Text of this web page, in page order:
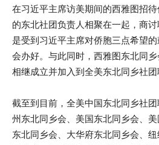
在习近平主席访美期间的西雅图招
的东北社团负责人相聚在一起，商
是受到习近平主席对侨胞三点希望
会办好。与此同时，西雅图东北同
相继成立并加入到全美东北同乡社团
截至到目前，全美中国东北同乡社
州东北同乡会、美国东北同乡会、
东北同乡会、大华府东北同乡会、